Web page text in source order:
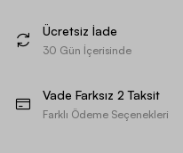
Ücretsiz İade
30 Gün İçerisinde
Vade Farksız 2 Taksit
Farklı Ödeme Seçenekleri